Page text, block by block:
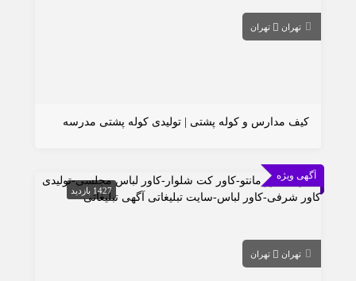
تهران تهران
کیف مدارس و کوله پشتی | تولیدی کوله پشتی مدرسه
آگهی ویژه
1427 بازدید
تهران تهران